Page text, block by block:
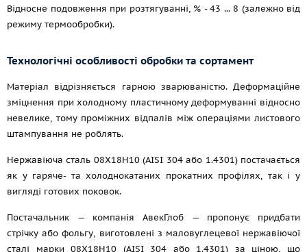
Відносне подовження при розтягуванні, % - 43 ... 8 (залежно від
режиму термообробки).
Технологічні особливості обробки та сортамент
Матеріал відрізняється гарною зварюваністю. Деформаційне
зміцнення при холодному пластичному деформуванні відносно
невелике, тому проміжних відпалів між операціями листового
штампування не роблять.
Нержавіюча сталь 08Х18Н10 (AISI 304 або 1.4301) постачається
як у гаряче- та холоднокатаних прокатних профілях, так і у
вигляді готових поковок.
Постачальник — компанія АвекГлоб — пропонує придбати
стрічку або фольгу, виготовлені з маловуглецевої нержавіючої
сталі марки 08Х18Н10 (AISI 304 або 1.4301) за ціною, що